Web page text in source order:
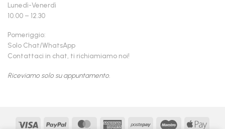
Lunedì-Venerdì
10.00 – 12.30
Pomeriggio:
Solo Chat/WhatsApp
Contattaci in chat, ti richiamiamo noi!
Riceviamo solo su appuntamento.
Visa PayPal MasterCardAmericanPostepay Maestro